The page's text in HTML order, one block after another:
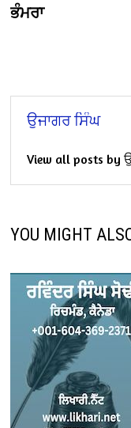
ਭੰਮਰਾ
ਉਜਾਗਰ ਸਿੰਘ
View all posts by
YOU MIGHT